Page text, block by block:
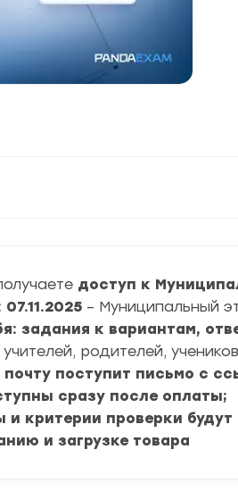
доступ к
– Муниципальный
задания к вариантам,
учителей, родителей,
поступит письмо с
сразу после оплаты;
и критерии проверки
и загрузке товара